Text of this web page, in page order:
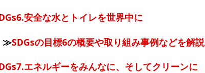
安全な水とトイレを世界中に
≫SDGsの目標6の概要や取り組み事例などを解説
エネルギーをみんなに、そしてクリーンに